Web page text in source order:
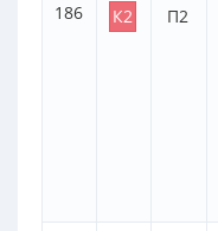
186 К2 П2